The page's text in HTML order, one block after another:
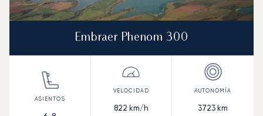
Embraer Phenom 300
822 km/h 3723 km